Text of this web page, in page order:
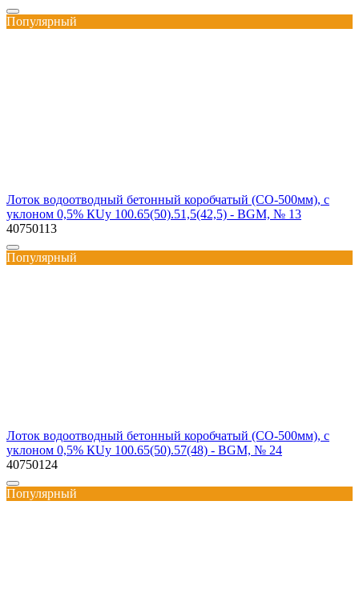
Популярный
Лоток водоотводный бетонный коробчатый (СО-500мм), с
уклоном 0,5% КUу 100.65(50).51,5(42,5) - BGМ, № 13
40750113
Популярный
Лоток водоотводный бетонный коробчатый (СО-500мм), с
уклоном 0,5% КUу 100.65(50).57(48) - BGМ, № 24
40750124
Популярный